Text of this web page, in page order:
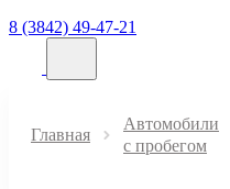
8 (3842) 49-47-21
Главная
Автомобили
с пробегом